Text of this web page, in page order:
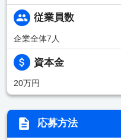
従業員数
企業全体7人
資本金
20万円
応募方法